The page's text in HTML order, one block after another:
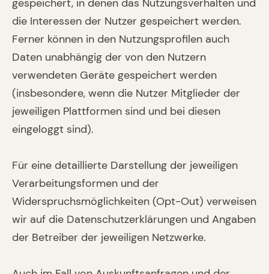
gespeichert, in denen das Nutzungsverhalten und
die Interessen der Nutzer gespeichert werden.
Ferner können in den Nutzungsprofilen auch
Daten unabhängig der von den Nutzern
verwendeten Geräte gespeichert werden
(insbesondere, wenn die Nutzer Mitglieder der
jeweiligen Plattformen sind und bei diesen
eingeloggt sind).
Für eine detaillierte Darstellung der jeweiligen
Verarbeitungsformen und der
Widerspruchsmöglichkeiten (Opt-Out) verweisen
wir auf die Datenschutzerklärungen und Angaben
der Betreiber der jeweiligen Netzwerke.